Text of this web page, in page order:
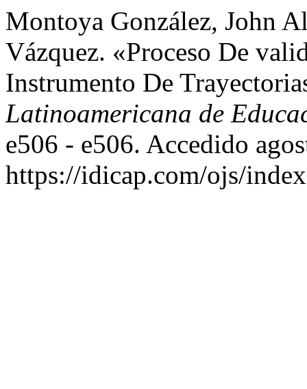
Montoya González, John
Vázquez. «Proceso De
Instrumento De
Latinoamericana de
e506 - e506. Accedido
https://idicap.com/ojs/